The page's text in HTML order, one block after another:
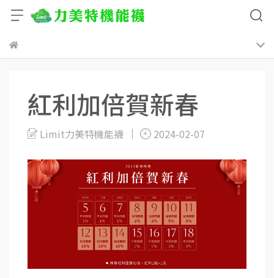
紅利加倍賀新春
Limit力美特機能襪 2024-02-07